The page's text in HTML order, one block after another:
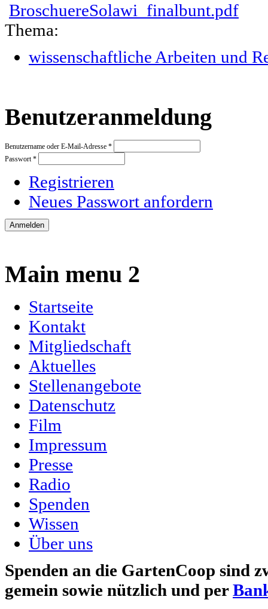
BroschuereSolawi_finalbunt.pdf
Thema:
wissenschaftliche Arbeiten und
Benutzeranmeldung
Benutzername oder E-Mail-Adresse *
Passwort *
Registrieren
Neues Passwort anfordern
Main menu 2
Startseite
Kontakt
Mitgliedschaft
Aktuelles
Stellenangebote
Datenschutz
Film
Impressum
Presse
Radio
Spenden
Wissen
Über uns
Spenden an die GartenCoop sind
gemein sowie nützlich und per